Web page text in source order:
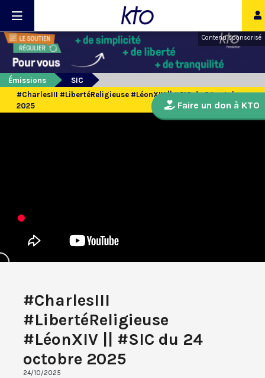
Contenu sponsorisé
Émissions
SIC
#CharlesIII #LibertéReligieuse #LéonXIV || #SIC du 24 octobre
2025
#CharlesIII
#LibertéReligieuse
#LéonXIV || #SIC du 24
octobre 2025
24/10/2025
Faire un don à KTO